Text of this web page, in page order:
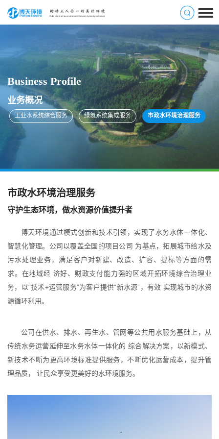
Business Profile
业务概况
工业水系统综合服务 绿氢系统集成服务 市政水环境治理服务
市政水环境治理服务
守护生态环境，做水资源价值提升者
博天环境通过模式创新和技术引领，实现了水务水体一体化、
智慧化管理。公司以覆盖全国的项目公司 为基点，拓展城市给水及
污水处理业务，满足客户对新建、改造、扩容、提标等方面的需
求。在地域经 济好、财政支付能力强的区域开拓环境综合治理业
务，以“技术+运营服务”为客户提供“新水源”，有效 实现城市的水资
源循环利用。
公司在供水、排水、再生水、管网等公共用水服务基础上，从
传统水务运营延伸至水务水体一体化的 综合解决方案，以新模式、
新技术不断为更高环境标准提供服务，不断优化运营成本，提升管
理品质， 让民众享受更美好的水环境服务。